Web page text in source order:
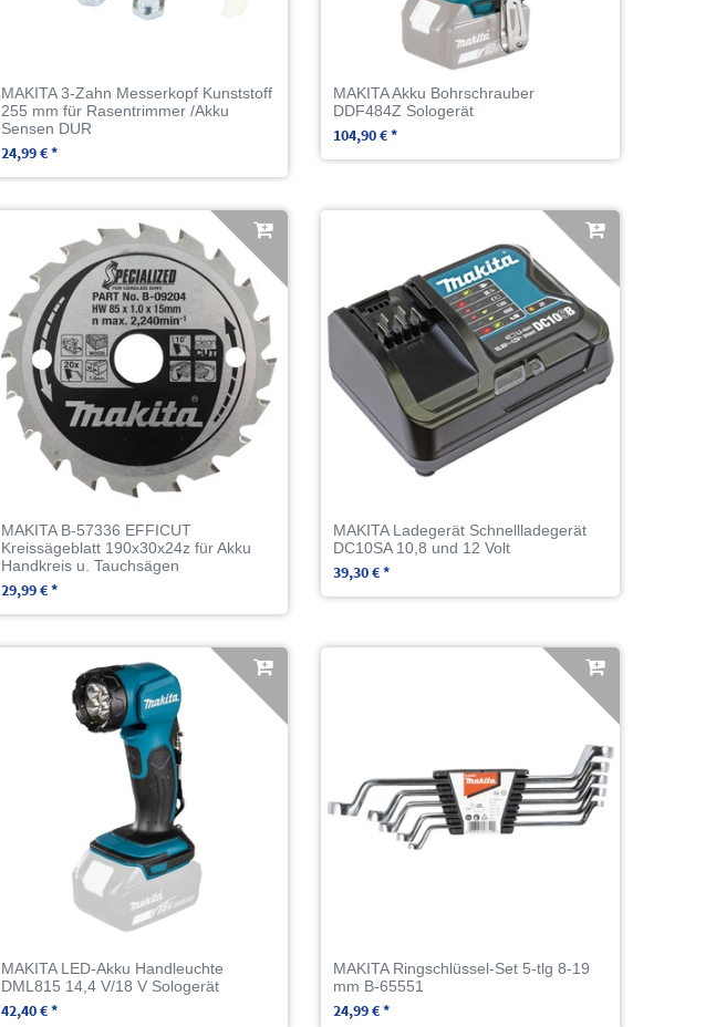
MAKITA 3-Zahn Messerkopf Kunststoff
255 mm für Rasentrimmer /Akku
Sensen DUR
24,99 € *
MAKITA Akku Bohrschrauber
DDF484Z Sologerät
104,90 € *
MAKITA B-57336 EFFICUT
Kreissägeblatt 190x30x24z für Akku
Handkreis u. Tauchsägen
29,99 € *
MAKITA Ladegerät Schnellladegerät
DC10SA 10,8 und 12 Volt
39,30 € *
MAKITA LED-Akku Handleuchte
DML815 14,4 V/18 V Sologerät
42,40 € *
MAKITA Ringschlüssel-Set 5-tlg 8-19
mm B-65551
24,99 € *